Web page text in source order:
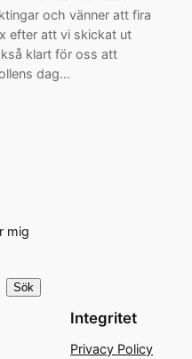
och vänner att fira
efter att vi skickat ut
klart för oss att
dag…
mig
Sök
Integritet
Privacy Policy